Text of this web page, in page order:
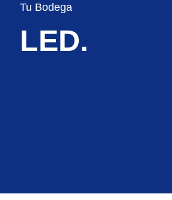
Tu Bodega
LED.